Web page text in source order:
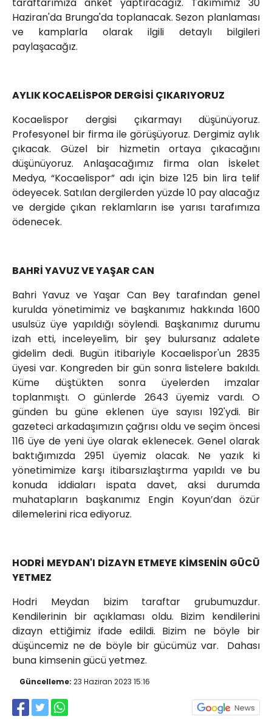
taraftarımıza anket yaptıracağız. Takımımız 30
Haziran'da Brunga'da toplanacak. Sezon planlaması
ve kamplarla olarak ilgili detaylı bilgileri
paylaşacağız.
AYLIK KOCAELİSPOR DERGİSİ ÇIKARIYORUZ
Kocaelispor dergisi çıkarmayı düşünüyoruz.
Profesyonel bir firma ile görüşüyoruz. Dergimiz aylık
çıkacak. Güzel bir hizmetin ortaya çıkacağını
düşünüyoruz. Anlaşacağımız firma olan İskelet
Medya, “Kocaelispor” adı için bize 125 bin lira telif
ödeyecek. Satılan dergilerden yüzde 10 pay alacağız
ve dergide çıkan reklamların ise yarısı tarafımıza
ödenecek.
BAHRİ YAVUZ VE YAŞAR CAN
Bahri Yavuz ve Yaşar Can Bey tarafından genel
kurulda yönetimimiz ve başkanımız hakkında 1600
usulsüz üye yapıldığı söylendi. Başkanımız durumu
izah etti, inceleyelim, bir şey bulursanız adalete
gidelim dedi. Bugün itibariyle Kocaelispor'un 2835
üyesi var. Kongreden bir gün sonra listelere bakıldı.
Küme düştükten sonra üyelerden imzalar
toplanmıştı. O günlerde 2643 üyemiz vardı. O
günden bu güne eklenen üye sayısı 192'ydi. Bir
gazeteci arkadaşımızın çağrısı oldu ve seçim öncesi
116 üye de yeni üye olarak eklenecek. Genel olarak
baktığımızda 2951 üyemiz olacak. Ne yazık ki
yönetimimize karşı itibarsızlaştırma yapıldı ve bu
konuda iddiaları ispata davet, aksi durumda
muhatapların başkanımız Engin Koyun’dan özür
dilemelerini rica ediyoruz.
HODRİ MEYDAN'I DİZAYN ETMEYE KİMSENİN GÜCÜ
YETMEZ
Hodri Meydan bizim taraftar grubumuzdur.
Kendilerinin bir açıklaması oldu. Bizim kendilerini
dizayn ettiğimiz ifade edildi. Bizim ne böyle bir
düşüncemiz ne de böyle bir gücümüz var. Dahası
buna kimsenin gücü yetmez.
Güncelleme: 23 Haziran 2023 15:16